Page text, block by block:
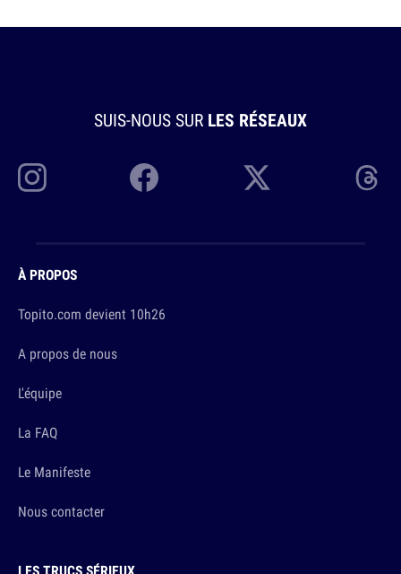
SUIS-NOUS SUR LES RÉSEAUX
À PROPOS
Topito.com devient 10h26
A propos de nous
L'équipe
La FAQ
Le Manifeste
Nous contacter